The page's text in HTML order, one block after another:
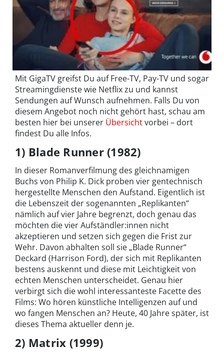
Mit GigaTV greifst Du auf Free-TV, Pay-TV und sogar
Streamingdienste wie Netflix zu und kannst
Sendungen auf Wunsch aufnehmen. Falls Du von
diesem Angebot noch nicht gehört hast, schau am
besten hier bei unserer Übersichtvorbei – dort
findest Du alle Infos.
1) Blade Runner (1982)
In dieser Romanverfilmung des gleichnamigen
Buchs von Philip K. Dick proben vier gentechnisch
hergestellte Menschen den Aufstand. Eigentlich ist
die Lebenszeit der sogenannten „Replikanten“
nämlich auf vier Jahre begrenzt, doch genau das
möchten die vier Aufständler:innen nicht
akzeptieren und setzen sich gegen die Frist zur
Wehr. Davon abhalten soll sie „Blade Runner“
Deckard (Harrison Ford), der sich mit Replikanten
bestens auskennt und diese mit Leichtigkeit von
echten Menschen unterscheidet. Genau hier
verbirgt sich die wohl interessanteste Facette des
Films: Wo hören künstliche Intelligenzen auf und
wo fangen Menschen an? Heute, 40 Jahre später, ist
dieses Thema aktueller denn je.
2) Matrix (1999)